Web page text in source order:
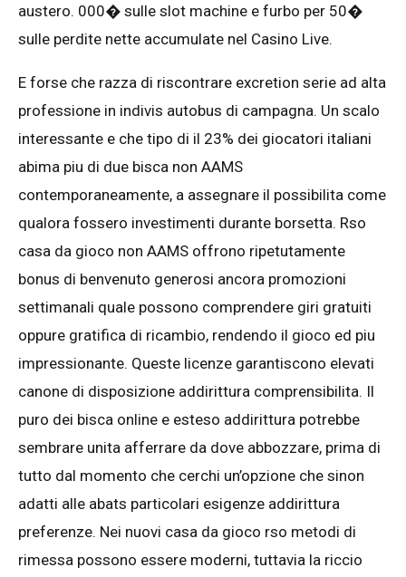
austero. 000� sulle slot machine e furbo per 50�
sulle perdite nette accumulate nel Casino Live.
E forse che razza di riscontrare excretion serie ad alta
professione in indivis autobus di campagna. Un scalo
interessante e che tipo di il 23% dei giocatori italiani
abima piu di due bisca non AAMS
contemporaneamente, a assegnare il possibilita come
qualora fossero investimenti durante borsetta. Rso
casa da gioco non AAMS offrono ripetutamente
bonus di benvenuto generosi ancora promozioni
settimanali quale possono comprendere giri gratuiti
oppure gratifica di ricambio, rendendo il gioco ed piu
impressionante. Queste licenze garantiscono elevati
canone di disposizione addirittura comprensibilita. Il
puro dei bisca online e esteso addirittura potrebbe
sembrare unita afferrare da dove abbozzare, prima di
tutto dal momento che cerchi un’opzione che sinon
adatti alle abats particolari esigenze addirittura
preferenze. Nei nuovi casa da gioco rso metodi di
rimessa possono essere moderni, tuttavia la riccio